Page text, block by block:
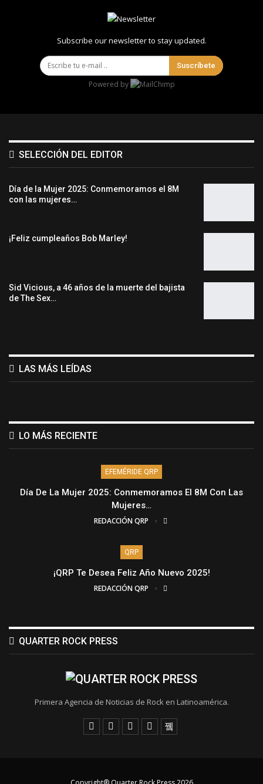
Subscribe our newsletter to stay updated.
Suscríbete
Powered by
SELECCIÓN DEL EDITOR
Día de la Mujer 2025: Conmemoramos el 8M
con las mujeres…
¡Feliz cumpleaños Bob Marley!
Sid Vicious, a 46 años de la muerte del bajista
de The Sex…
LAS MÁS LEÍDAS
LO MÁS RECIENTE
EFEMÉRIDE QRP
Día De La Mujer 2025: Conmemoramos El 8M Con Las
Mujeres…
REDACCIÓN QRP
QRP
¡QRP Te Desea Feliz Año Nuevo 2025!
REDACCIÓN QRP
QUARTER ROCK PRESS
Primera Agencia de Noticias de Rock en Latinoamérica.